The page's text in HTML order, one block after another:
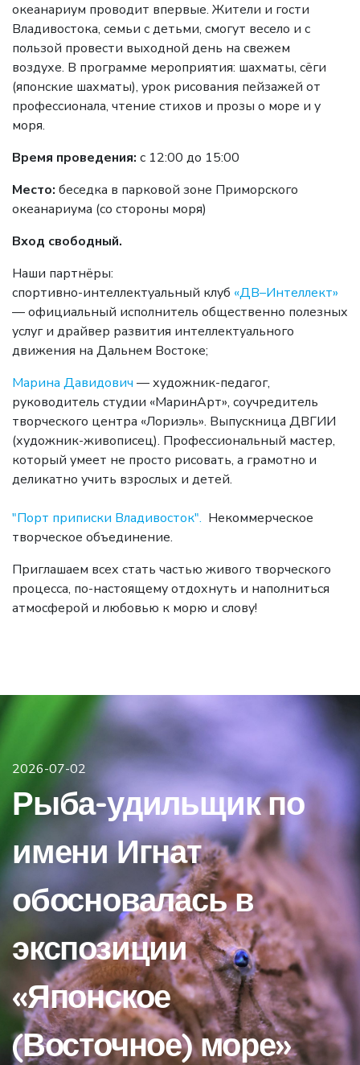
океанариум проводит впервые. Жители и гости
Владивостока, семьи с детьми, смогут весело и с
пользой провести выходной день на свежем
воздухе. В программе мероприятия: шахматы, сёги
(японские шахматы), урок рисования пейзажей от
профессионала, чтение стихов и прозы о море и у
моря.
Время проведения: с 12:00 до 15:00
Место: беседка в парковой зоне Приморского
океанариума (со стороны моря)
Вход свободный.
Наши партнёры:
спортивно-интеллектуальный клуб «ДВ–Интеллект»
— официальный исполнитель общественно полезных
услуг и драйвер развития интеллектуального
движения на Дальнем Востоке;
Марина Давидович — художник-педагог,
руководитель студии «МаринАрт», соучредитель
творческого центра «Лориэль». Выпускница ДВГИИ
(художник-живописец). Профессиональный мастер,
который умеет не просто рисовать, а грамотно и
деликатно учить взрослых и детей.
"Порт приписки Владивосток". Некоммерческое
творческое объединение.
Приглашаем всех стать частью живого творческого
процесса, по-настоящему отдохнуть и наполниться
атмосферой и любовью к морю и слову!
2026-07-02
Рыба-удильщик по
имени Игнат
обосновалась в
экспозиции
«Японское
(Восточное) море»